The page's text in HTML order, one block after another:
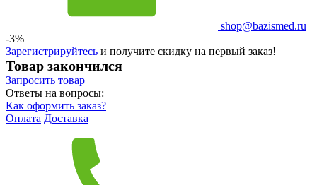
shop@bazismed.ru
-3%
Зарегистрируйтесь и получите скидку на первый заказ!
Товар закончился
Запросить товар
Ответы на вопросы:
Как оформить заказ?
Оплата Доставка